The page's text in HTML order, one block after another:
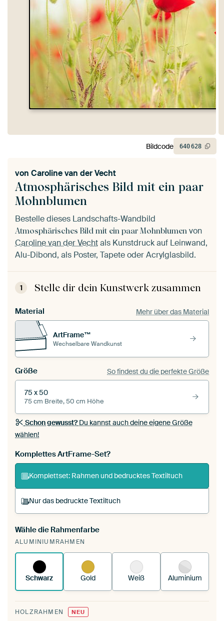
Atmosphärisches Bild mit ein paar
Mohnblumen
von Caroline van der Vecht
Bestelle dieses Landschafts-Wandbild
Atmosphärisches Bild mit ein paar Mohnblumen von
Caroline van der Vechtals Kunstdruck auf Leinwand,
Alu-Dibond, als Poster, Tapete oder Acrylglasbild.
1 Stelle dir dein Kunstwerk zusammen
Material Mehr über das Material
ArtFrame™
Wechselbare Wandkunst
Größe So findest du die perfekte Größe
75 x 50
75 cm Breite, 50 cm Höhe
Schon gewusst?Du kannst auch deine eigene Größe
wählen!
Komplettes ArtFrame-Set?
Komplettset: Rahmen und bedrucktes Textiltuch
Nur das bedruckte Textiltuch
Du spannst einen wechselbaren Textiltuch in
deinen vorhandenen ArtFrame™.
funktioniert es.
Wähle die Rahmenfarbe
ALUMINIUMRAHMEN
Schwarz Gold Weiß Aluminium
HOLZRAHMEN NEU
Bildcode 640628